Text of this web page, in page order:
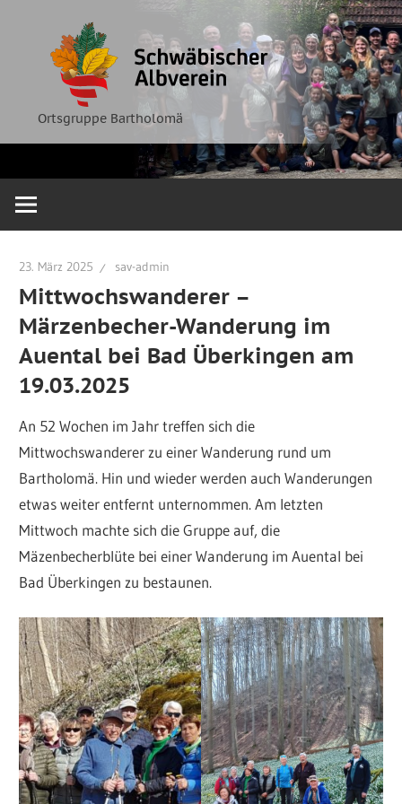
springen
Ortsgruppe Bartholomä
Albverein
Ortsgruppe
Bartholomä
23. März 2025 sav-admin
Mittwochswanderer –
Märzenbecher-Wanderung im
Auental bei Bad Überkingen am
19.03.2025
An 52 Wochen im Jahr treffen sich die
Mittwochswanderer zu einer Wanderung rund um
Bartholomä. Hin und wieder werden auch Wanderungen
etwas weiter entfernt unternommen. Am letzten
Mittwoch machte sich die Gruppe auf, die
Mäzenbecherblüte bei einer Wanderung im Auental bei
Bad Überkingen zu bestaunen.